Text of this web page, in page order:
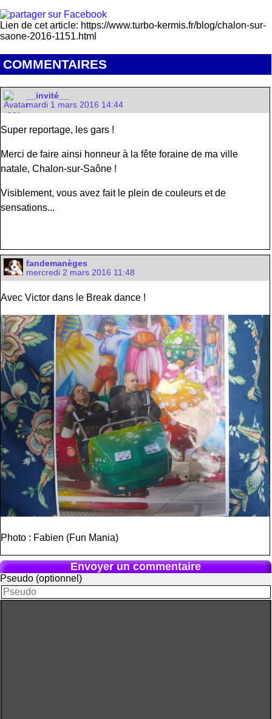
Lien de cet article: https://www.turbo-kermis.fr/blog/chalon-sur-
saone-2016-1151.html
COMMENTAIRES
__invité__
mardi 1 mars 2016 14:44
Super reportage, les gars !
Merci de faire ainsi honneur à la fête foraine de ma ville
natale, Chalon-sur-Saône !
Visiblement, vous avez fait le plein de couleurs et de
sensations...
fandemanèges
mercredi 2 mars 2016 11:48
Avec Victor dans le Break dance !
Photo : Fabien (Fun Mania)
Envoyer un commentaire
Pseudo (optionnel)